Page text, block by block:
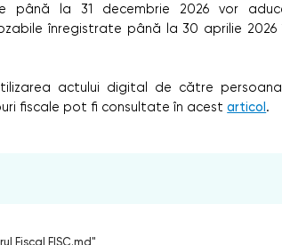
până la 31 decembrie 2026 vor
înregistrate până la 30 aprilie
actului digital de către
fiscale pot fi consultate în acestarticol .
Fiscal FISC.md"